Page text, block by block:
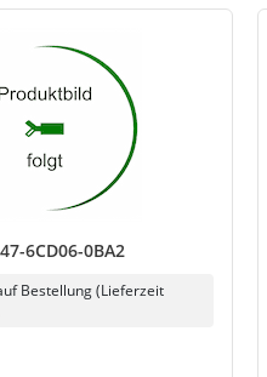
6CD06-0BA2
Bestellung (Lieferzeit